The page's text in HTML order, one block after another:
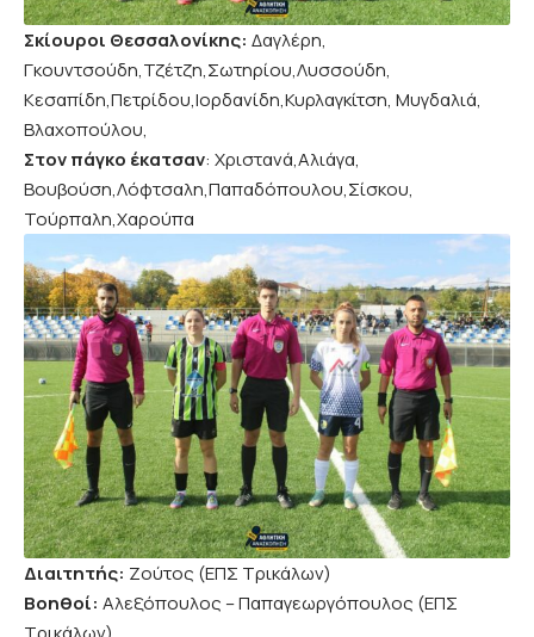
Σκίουροι Θεσσαλονίκης: Δαγλέρη,
Γκουντσούδη,Τζέτζη,Σωτηρίου,Λυσσούδη,
Κεσαπίδη,Πετρίδου,Ιορδανίδη,Κυρλαγκίτση, Μυγδαλιά,
Βλαχοπούλου,
Στον πάγκο έκατσαν: Χριστανά,Αλιάγα,
Βουβούση,Λόφτσαλη,Παπαδόπουλου,Σίσκου,
Τούρπαλη,Χαρούπα
Διαιτητής: Ζούτος (ΕΠΣ Τρικάλων)
Βοηθοί: Αλεξόπουλος – Παπαγεωργόπουλος (ΕΠΣ